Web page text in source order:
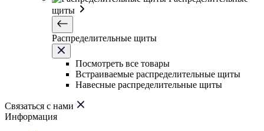
щиты
Распределительные щиты
Посмотреть все товары
Встраиваемые распределительные щиты
Навесные распределительные щиты
Связаться с нами
Информация